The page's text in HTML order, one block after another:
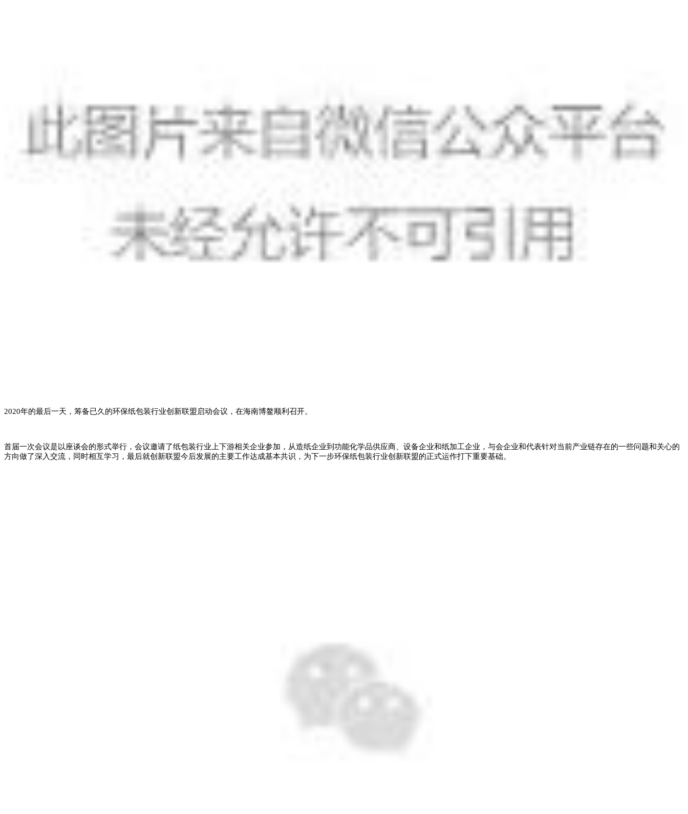
2020年的最后一天，筹备已久的环保纸包装行业创新联盟启动会议，在海南博鳌顺利召开。
首届一次会议是以座谈会的形式举行，会议邀请了纸包装行业上下游相关企业参加，从造纸企业到功能化学品供应商、设备企业和纸加工企业，与会企业和代表针对当前产业链存在的一些问题和关心的
方向做了深入交流，同时相互学习，最后就创新联盟今后发展的主要工作达成基本共识，为下一步环保纸包装行业创新联盟的正式运作打下重要基础。